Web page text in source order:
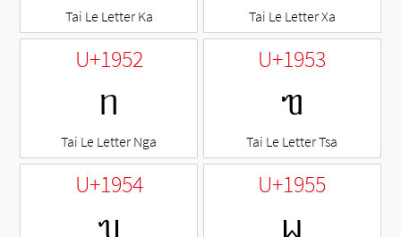
Tai Le Letter Ka Tai Le Letter Xa
U+1952
ᥒ
Tai Le Letter Nga
U+1953
ᥓ
Tai Le Letter Tsa
U+1954
ᥔ
U+1955
ᥕ